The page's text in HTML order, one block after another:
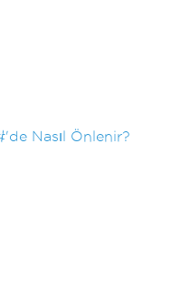
Nasıl Önlenir?